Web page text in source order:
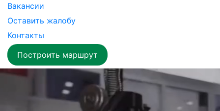
Вакансии
Оставить жалобу
Контакты
Построить маршрут